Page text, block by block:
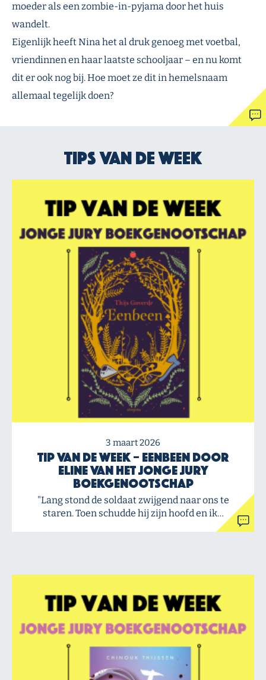
moeder als een zombie-in-pyjama door het huis
wandelt.
Eigenlijk heeft Nina het al druk genoeg met voetbal,
vriendinnen en haar laatste schooljaar – en nu komt
dit er ook nog bij. Hoe moet ze dit in hemelsnaam
allemaal tegelijk doen?
Tips van de week
3 maart 2026
Tip van de Week – Eenbeen door
Eline van het Jonge Jury
Boekgenootschap
"Lang stond de soldaat zwijgend naar ons te
staren. Toen schudde hij zijn hoofd en ik…